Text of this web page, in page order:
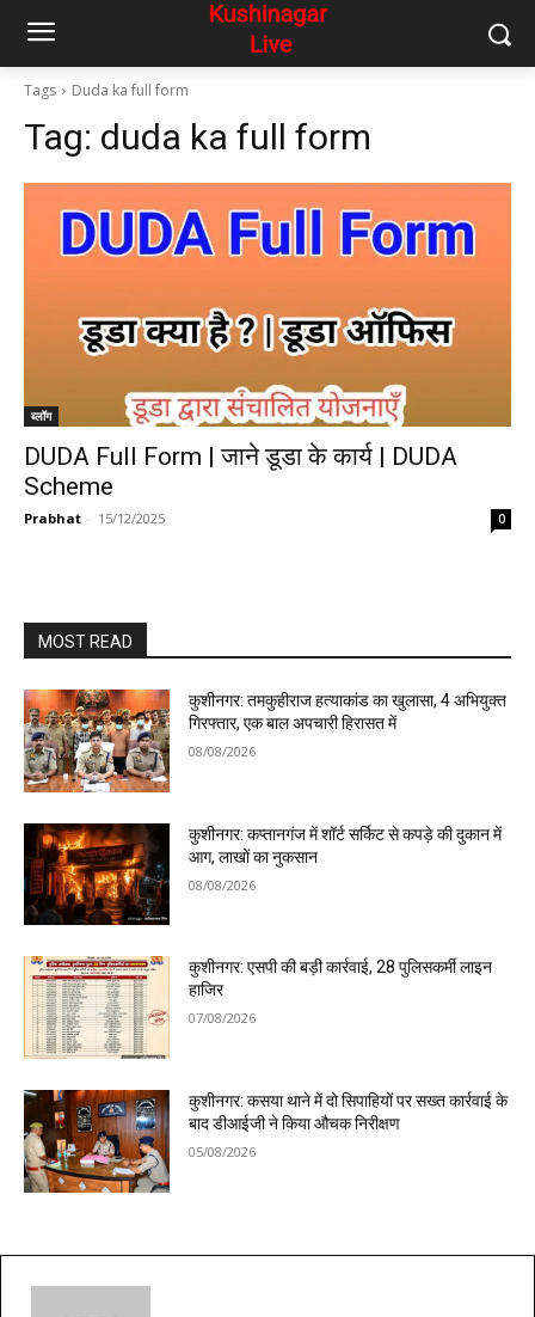
Tags Duda ka full form
Tag: duda ka full form
ब्लॉग
DUDA Full Form | जाने डूडा के कार्य | DUDA
Scheme
Prabhat - 15/12/2025 0
MOST READ
कुशीनगर: तमकुहीराज हत्याकांड का खुलासा, 4 अभियुक्त
गिरफ्तार, एक बाल अपचारी हिरासत में
08/08/2026
कुशीनगर: कप्तानगंज में शॉर्ट सर्किट से कपड़े की दुकान में
आग, लाखों का नुकसान
08/08/2026
कुशीनगर: एसपी की बड़ी कार्रवाई, 28 पुलिसकर्मी लाइन
हाजिर
07/08/2026
कुशीनगर: कसया थाने में दो सिपाहियों पर सख्त कार्रवाई के
बाद डीआईजी ने किया औचक निरीक्षण
05/08/2026